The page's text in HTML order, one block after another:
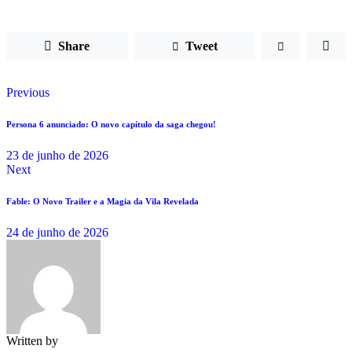
Share Tweet
Previous
Persona 6 anunciado: O novo capítulo da saga chegou!
23 de junho de 2026
Next
Fable: O Novo Trailer e a Magia da Vila Revelada
24 de junho de 2026
Written by